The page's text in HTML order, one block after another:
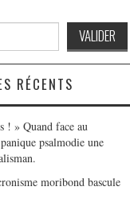
RÉCENTS
! » Quand face au
psalmodie une
moribond bascule